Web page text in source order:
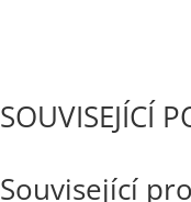
SOUVISEJÍCÍ
Související